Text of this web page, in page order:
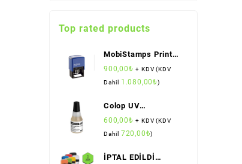
Top rated products
MobiStamps Print
265
900,00₺ + KDV (KDV
Dahil 1.080,00₺)
Colop UV
Mürekkebi
600,00₺ + KDV (KDV
Dahil 720,00₺)
İPTAL EDİLDİ